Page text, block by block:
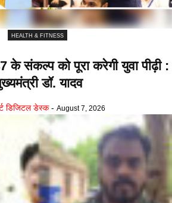
HEALTH & FITNESS
के संकल्प को पूरा करेगी युवा पीढ़ी :
डॉ. यादव
डिजिटल डेस्क - August 7, 2026